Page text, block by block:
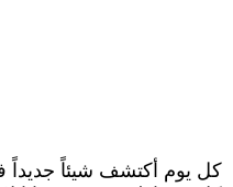
كل يوم أكتشف شيئاً